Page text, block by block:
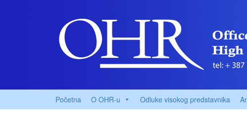
Početna O OHR-u Odluke visokog predstavnika